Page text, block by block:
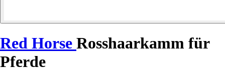
Red Horse Rosshaarkamm für
Pferde